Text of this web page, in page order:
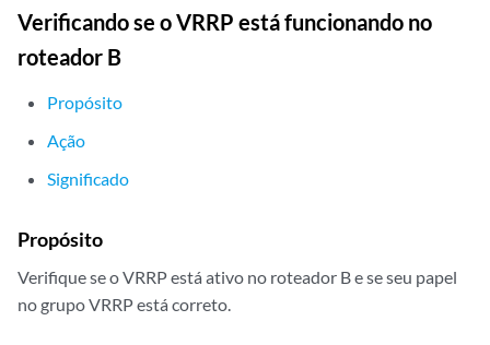
Verificando se o VRRP está funcionando no
roteador B
Propósito
Ação
Significado
Propósito
Verifique se o VRRP está ativo no roteador B e se seu papel
no grupo VRRP está correto.